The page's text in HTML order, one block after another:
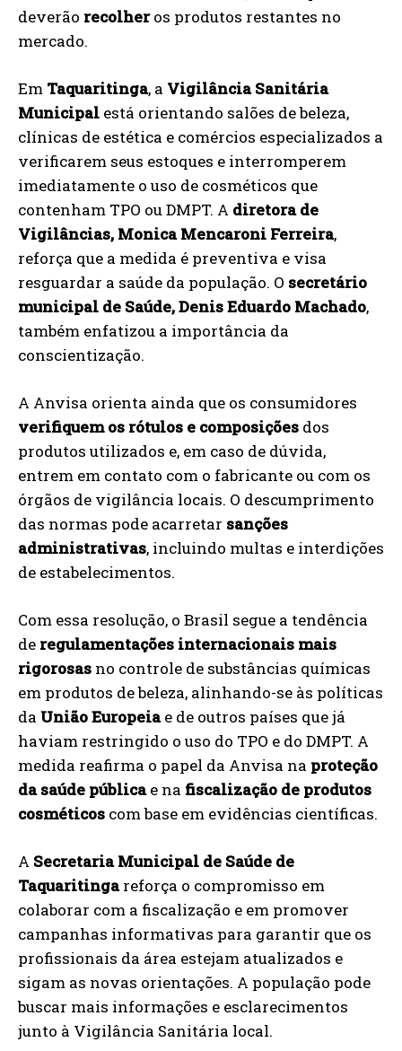
deverão recolheros produtos restantes no
mercado.
Em Taquaritinga, a Vigilância Sanitária
Municipal está orientando salões de beleza,
clínicas de estética e comércios especializados a
verificarem seus estoques e interromperem
imediatamente o uso de cosméticos que
contenham TPO ou DMPT. A diretora de
Vigilâncias, Monica Mencaroni Ferreira,
reforça que a medida é preventiva e visa
resguardar a saúde da população. O secretário
municipal de Saúde, Denis Eduardo Machado,
também enfatizou a importância da
conscientização.
A Anvisa orienta ainda que os consumidores
verifiquem os rótulos e composições dos
produtos utilizados e, em caso de dúvida,
entrem em contato com o fabricante ou com os
órgãos de vigilância locais. O descumprimento
das normas pode acarretar sanções
administrativas, incluindo multas e interdições
de estabelecimentos.
Com essa resolução, o Brasil segue a tendência
de regulamentações internacionais mais
rigorosas no controle de substâncias químicas
em produtos de beleza, alinhando-se às políticas
da União Europeiae de outros países que já
haviam restringido o uso do TPO e do DMPT. A
medida reafirma o papel da Anvisa na proteção
da saúde públicae na fiscalização de produtos
cosméticos com base em evidências científicas.
A Secretaria Municipal de Saúde de
Taquaritingareforça o compromisso em
colaborar com a fiscalização e em promover
campanhas informativas para garantir que os
profissionais da área estejam atualizados e
sigam as novas orientações. A população pode
buscar mais informações e esclarecimentos
junto à Vigilância Sanitária local.